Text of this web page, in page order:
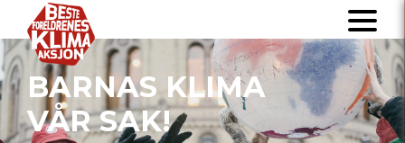
BARNAS KLIMA
VÅR SAK!